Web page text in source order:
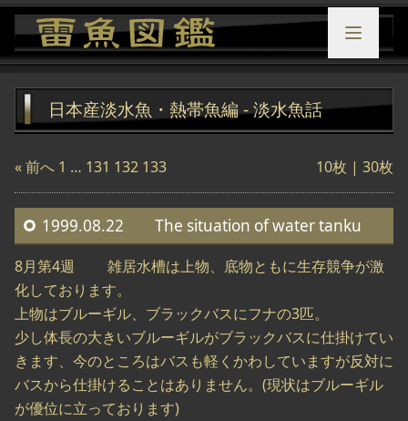
日本産淡水魚・熱帯魚編 - 淡水魚話
« 前へ 1 … 131 132 133 10枚 | 30枚
1999.08.22 The situation of water tanku
8月第4週 雑居水槽は上物、底物ともに生存競争が激
化しております。
上物はブルーギル、ブラックバスにフナの3匹。
少し体長の大きいブルーギルがブラックバスに仕掛けてい
きます、今のところはバスも軽くかわしていますが反対に
バスから仕掛けることはありません。(現状はブルーギル
が優位に立っております)